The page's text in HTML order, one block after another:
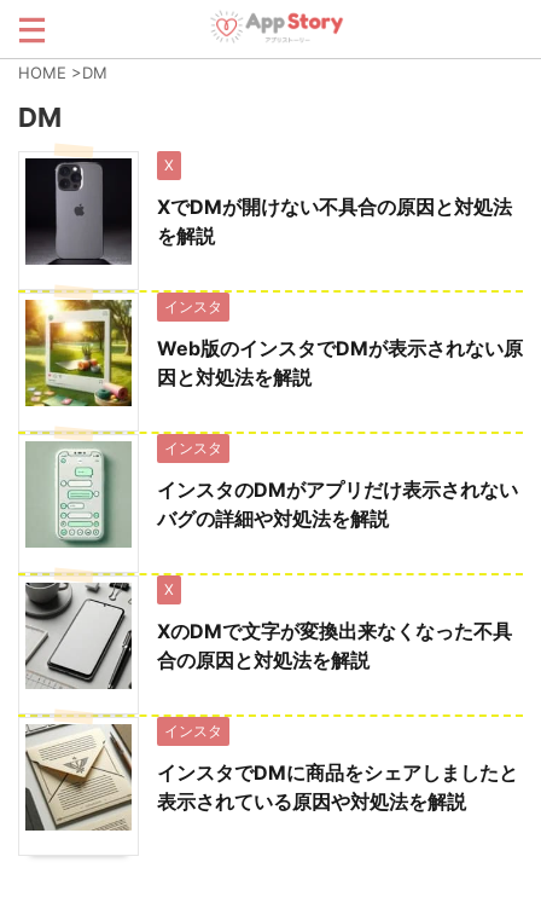
HOME >DM
DM
X
XでDMが開けない不具合の原因と対処法
を解説
インスタ
Web版のインスタでDMが表示されない原
因と対処法を解説
インスタ
インスタのDMがアプリだけ表示されない
バグの詳細や対処法を解説
X
XのDMで文字が変換出来なくなった不具
合の原因と対処法を解説
インスタ
インスタでDMに商品をシェアしましたと
表示されている原因や対処法を解説